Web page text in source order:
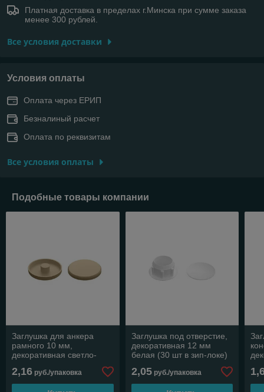
Платная доставка в пределах г.Минска при сумме заказа
менее 300 рублей.
Все условия доставки
Условия оплаты
Оплата через ЕРИП
Безналиный расчет
Оплата по реквизитам
Все условия оплаты
Подобные товары компании
Заглушка для анкера
рамного 10 мм,
декоративная светло-
локе) STARFIX
2,16 руб./упаковка
Заглушка под отверстие,
декоративная 12 мм
белая (30 шт в зип-локе)
2,05руб./упаковка